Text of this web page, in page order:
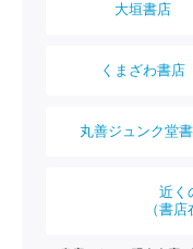
大垣書店
くまざわ書店
丸善ジュンク堂
近く
（書